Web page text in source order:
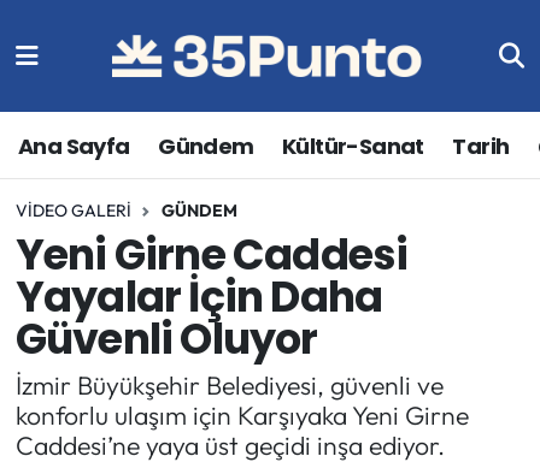
Ana Sayfa Gündem Kültür-Sanat Tarih
VIDEO GALERI GÜNDEM
Yeni Girne Caddesi
Yayalar İçin Daha
Güvenli Oluyor
İzmir Büyükşehir Belediyesi, güvenli ve
konforlu ulaşım için Karşıyaka Yeni Girne
Caddesi’ne yaya üst geçidi inşa ediyor.